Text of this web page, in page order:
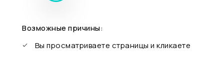
Возможные причины:
Вы просматриваете страницы и кликаете